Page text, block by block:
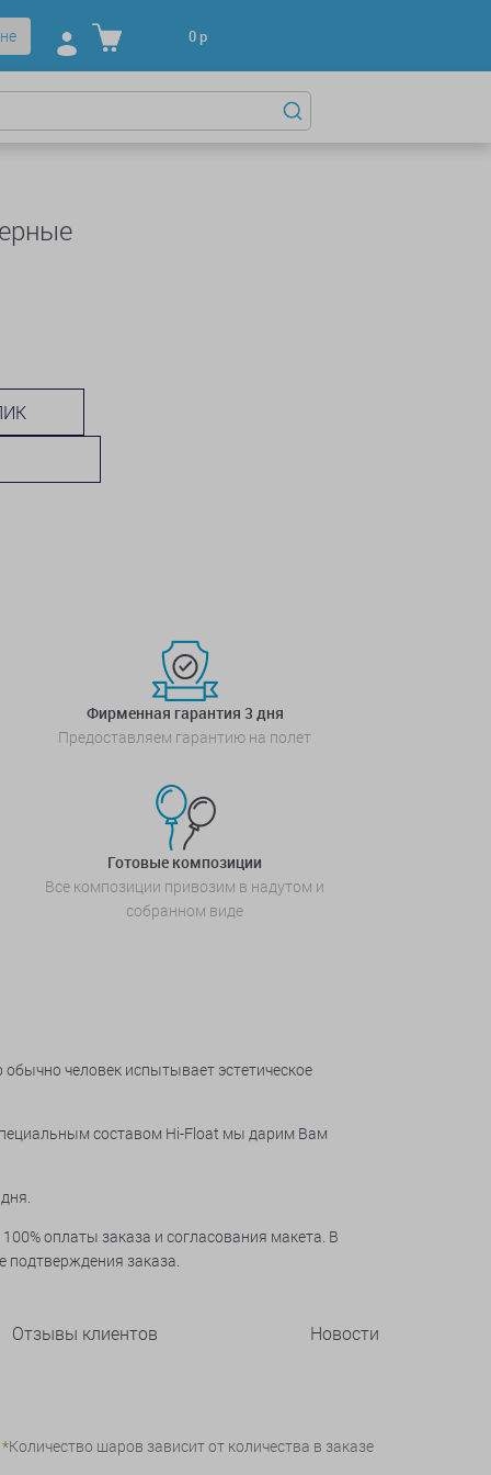
0р
Фирменная гарантия 3 дня
Предоставляем гарантию на полет
Готовые композиции
Все композиции привозим в надутом и
собранном виде
человек испытывает эстетическое
составом Hi-Float мы дарим Вам
оплаты заказа и согласования макета. В
подтверждения заказа.
Отзывы клиентов Новости
*Количество шаров зависит от количеcтва в заказе